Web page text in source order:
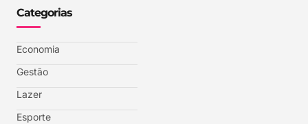
Categorias
Economia
Gestão
Lazer
Esporte